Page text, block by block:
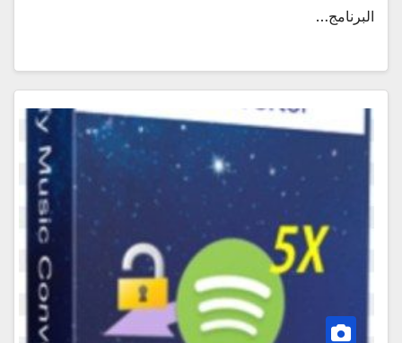
البرنامج…